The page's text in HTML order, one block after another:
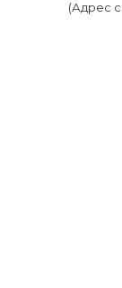
(Адрес